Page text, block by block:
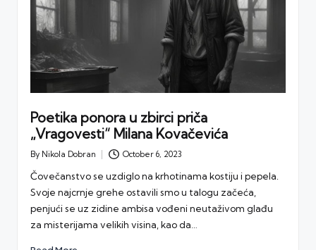
Poetika ponora u zbirci priča
„Vragovesti“ Milana Kovačevića
Posted
By Nikola Dobran October 6, 2023
Čovečanstvo se uzdiglo na krhotinama kostiju i pepela.
Svoje najcrnje grehe ostavili smo u talogu začeća,
penjući se uz zidine ambisa vođeni neutaživom glađu
za misterijama velikih visina, kao da…